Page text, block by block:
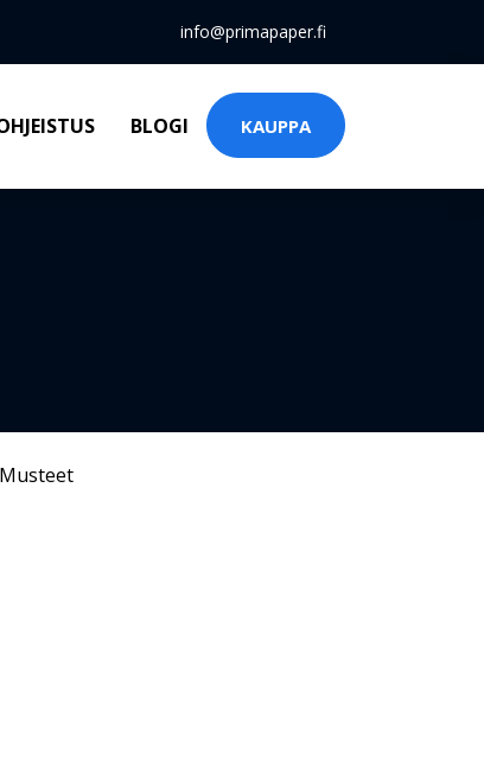
info@primapaper.fi
BLOGI KAUPPA
Musteet